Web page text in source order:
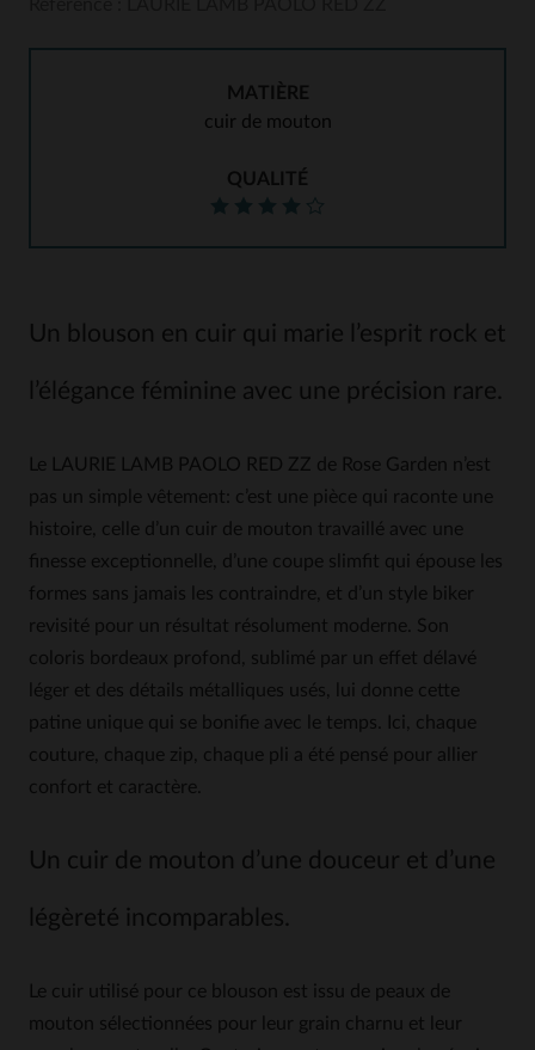
MATIÈRE
cuir de mouton
QUALITÉ
Un blouson en cuir qui marie l’esprit rock et
l’élégance féminine avec une précision rare.
Le LAURIE LAMB PAOLO RED ZZ de Rose Garden n’est
pas un simple vêtement: c’est une pièce qui raconte une
histoire, celle d’un cuir de mouton travaillé avec une
finesse exceptionnelle, d’une coupe slimfit qui épouse les
formes sans jamais les contraindre, et d’un style biker
revisité pour un résultat résolument moderne. Son
coloris bordeaux profond, sublimé par un effet délavé
léger et des détails métalliques usés, lui donne cette
patine unique qui se bonifie avec le temps. Ici, chaque
couture, chaque zip, chaque pli a été pensé pour allier
confort et caractère.
Un cuir de mouton d’une douceur et d’une
légèreté incomparables.
Le cuir utilisé pour ce blouson est issu de peaux de
mouton sélectionnées pour leur grain charnu et leur